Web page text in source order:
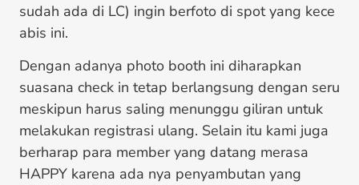
sudah ada di LC) ingin berfoto di spot yang kece
abis ini.
Dengan adanya photo booth ini diharapkan
suasana check in tetap berlangsung dengan seru
meskipun harus saling menunggu giliran untuk
melakukan registrasi ulang. Selain itu kami juga
berharap para member yang datang merasa
HAPPY karena ada nya penyambutan yang